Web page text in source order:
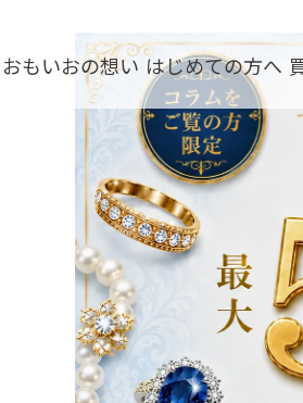
おもいおの想い はじめての方へ